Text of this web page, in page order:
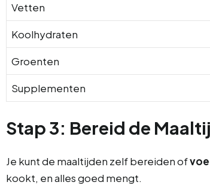
Vetten
Koolhydraten
Groenten
Supplementen
Stap 3: Bereid de
Je kunt de maaltijden zelf bereiden of
kookt, en alles goed mengt.